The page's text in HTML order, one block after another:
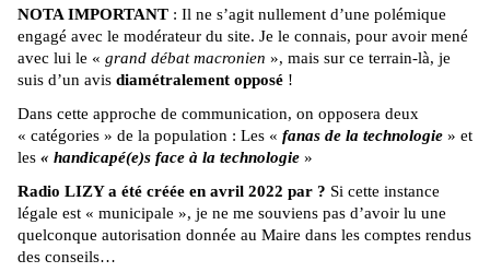
NOTA IMPORTANT : Il ne s’agit nullement d’une polémique
engagé avec le modérateur du site. Je le connais, pour avoir mené
avec lui le « grand débat macronien », mais sur ce terrain-là, je
suis d’un avis diamétralement opposé !
Dans cette approche de communication, on opposera deux
« catégories » de la population : Les « fanas de la technologie » et
les « handicapé(e)s face à la technologie »
Radio LIZY a été créée en avril 2022 par ? Si cette instance
légale est « municipale », je ne me souviens pas d’avoir lu une
quelconque autorisation donnée au Maire dans les comptes rendus
des conseils…